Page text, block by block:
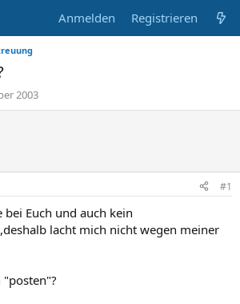
Anmelden Registrieren
2003
#1
Euch und auch kein
lacht mich nicht wegen meiner